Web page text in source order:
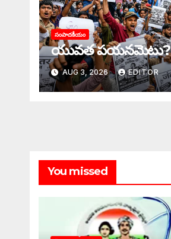
సంపాదకీయం
యువత పయనమెటు?
AUG 3, 2026 EDITOR
You missed